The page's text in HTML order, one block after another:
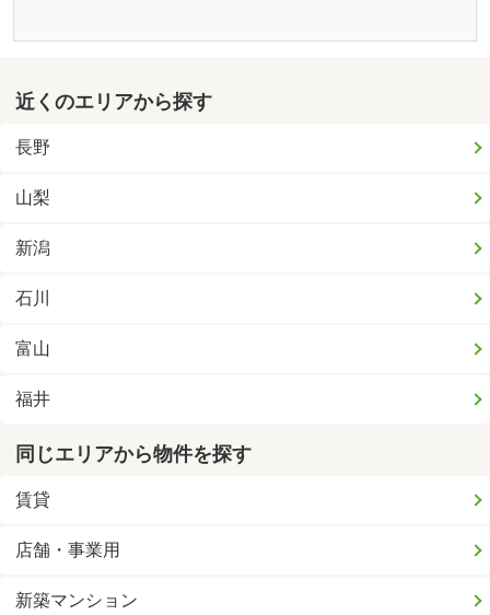
近くのエリアから探す
長野
山梨
新潟
石川
富山
福井
同じエリアから物件を探す
賃貸
店舗・事業用
新築マンション